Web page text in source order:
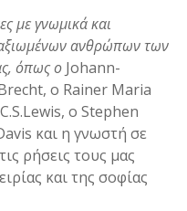
με γνωμικά και
ανθρώπων των
όπως ο Johann-
ο Rainer Maria
ο Stephen
και η γνωστή σε
ρήσεις τους μας
και της σοφίας